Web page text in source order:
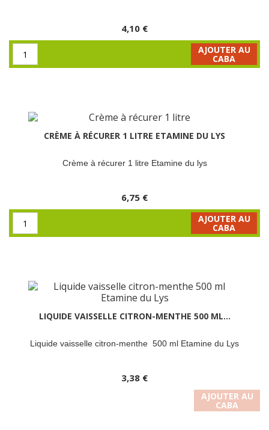
4,10 €
AJOUTER AU
CABA
CRÈME À RÉCURER 1 LITRE ETAMINE DU LYS
Crème à récurer 1 litre Etamine du lys
6,75 €
AJOUTER AU
CABA
LIQUIDE VAISSELLE CITRON-MENTHE 500 ML...
Liquide vaisselle citron-menthe 500 ml Etamine du Lys
3,38 €
AJOUTER AU
CABA